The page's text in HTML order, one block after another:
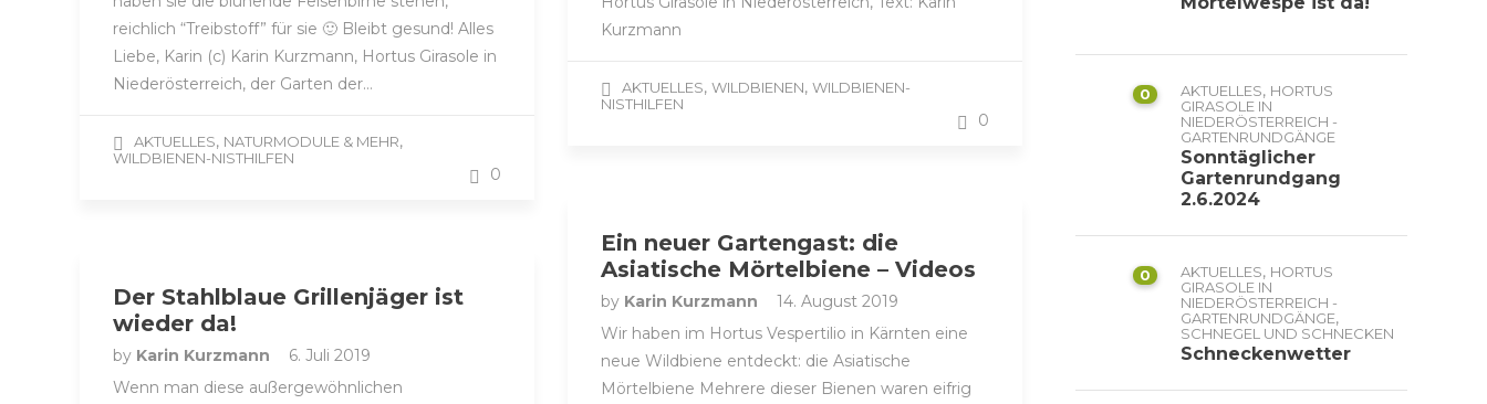
reichlich “Treibstoff” für sie 🙂 Bleibt gesund! Alles
Liebe, Karin (c) Karin Kurzmann, Hortus Girasole in
Niederösterreich, der Garten der…
AKTUELLES, NATURMODULE & MEHR,
WILDBIENEN-NISTHILFEN
0
Kurzmann
AKTUELLES, WILDBIENEN, WILDBIENEN-
NISTHILFEN
0
Ein neuer Gartengast: die
Asiatische Mörtelbiene – Videos
by Karin Kurzmann
14. August 2019
Wir haben im Hortus Vespertilio in Kärnten eine
neue Wildbiene entdeckt: die Asiatische
Mörtelbiene Mehrere dieser Bienen waren eifrig
Der Stahlblaue Grillenjäger ist
wieder da!
by Karin Kurzmann
6. Juli 2019
Wenn man diese außergewöhnlichen
0 AKTUELLES, HORTUS
GIRASOLE IN
NIEDERÖSTERREICH -
GARTENRUNDGÄNGE
Sonntäglicher
Gartenrundgang
2.6.2024
0 AKTUELLES, HORTUS
GIRASOLE IN
NIEDERÖSTERREICH -
GARTENRUNDGÄNGE,
SCHNEGEL UND SCHNECKEN
Schneckenwetter